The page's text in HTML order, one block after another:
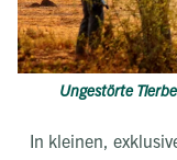
Ungestörte
In kleinen,